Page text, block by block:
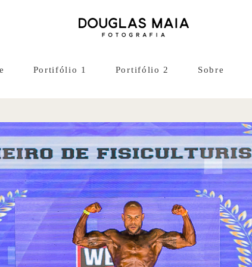
Portifólio 1 Portifólio 2 Sobre